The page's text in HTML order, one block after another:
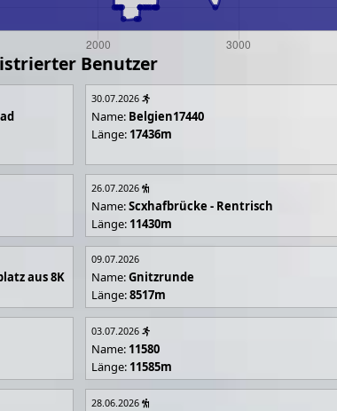
Benutzer
30.07.2026
Name: Belgien17440
Länge: 17436m
26.07.2026
Name:Scxhafbrücke - Rentrisch
Länge: 11430m
aus 8K
09.07.2026
Name:Gnitzrunde
Länge:8517m
03.07.2026
Name: 11580
Länge: 11585m
28.06.2026